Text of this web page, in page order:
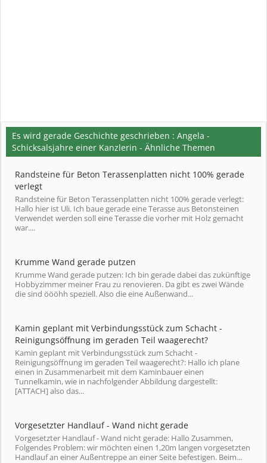
Es wird gerade Geschichte geschrieben : Angela -
Schicksalsjahre einer Kanzlerin - Ähnliche Themen
Randsteine für Beton Terassenplatten nicht 100% gerade
verlegt
Randsteine für Beton Terassenplatten nicht 100% gerade verlegt:
Hallo hier ist Uli. Ich baue gerade eine Terasse aus Betonsteinen
Verwendet werden soll eine Terasse die vorher mit Holz gemacht
war....
Krumme Wand gerade putzen
Krumme Wand gerade putzen: Ich bin gerade dabei das zukünftige
Hobbyzimmer meiner Frau zu renovieren. Da gibt es zwei Wände
die sind öööhh speziell. Also die eine Außenwand...
Kamin geplant mit Verbindungsstück zum Schacht -
Reinigungsöffnung im geraden Teil waagerecht?
Kamin geplant mit Verbindungsstück zum Schacht -
Reinigungsöffnung im geraden Teil waagerecht?: Hallo ich plane
einen in Zusammenarbeit mit dem Kaminbauer einen
Tunnelkamin, wie in nachfolgender Abbildung dargestellt:
[ATTACH] also das...
Vorgesetzter Handlauf - Wand nicht gerade
Vorgesetzter Handlauf - Wand nicht gerade: Hallo Zusammen,
Folgendes Problem: wir möchten einen 1,20m langen vorgesetzten
Handlauf an einer Außentreppe an einer Seite befestigen. Beim...